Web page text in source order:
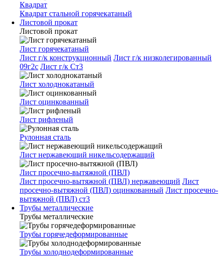
Квадрат
Квадрат стальной горячекатаный
Листовой прокат
Листовой прокат
Лист горячекатаный
Лист г/к конструкционный Лист г/к низколегированный
09г2с Лист г/к Ст3
Лист холоднокатаный
Лист оцинкованный
Лист рифленый
Рулонная сталь
Лист нержавеющий никельсодержащий
Лист просечно-вытяжной (ПВЛ)
Лист просечно-вытяжной (ПВЛ) нержавеющий Лист
просечно-вытяжной (ПВЛ) оцинкованный Лист просечно-
вытяжной (ПВЛ) ст3
Трубы металлические
Трубы металлические
Трубы горячедеформированные
Трубы холоднодеформированные